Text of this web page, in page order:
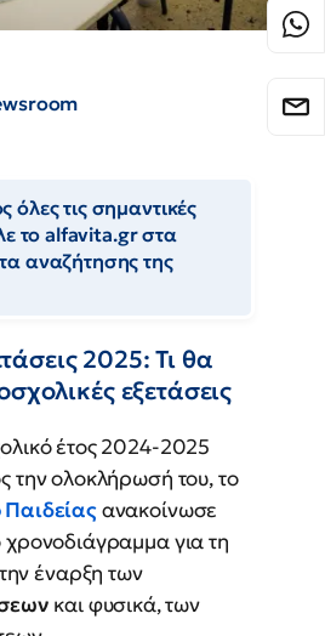
τις σημαντικές
το alfavita.gr στα
αναζήτησης της
2025: Τι θα
εξετάσεις
έτος 2024-2025
την ολοκλήρωσή του, το
ανακοίνωσε
χρονοδιάγραμμα για τη
έναρξη των
και φυσικά, των